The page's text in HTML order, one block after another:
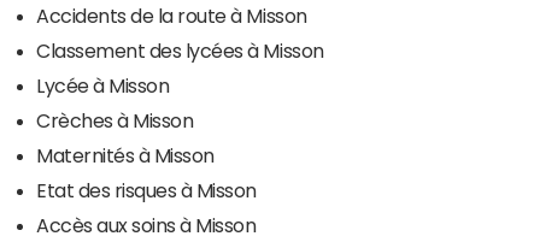
Accidents de la route à Misson
Classement des lycées à Misson
Lycée à Misson
Crèches à Misson
Maternités à Misson
Etat des risques à Misson
Accès aux soins à Misson